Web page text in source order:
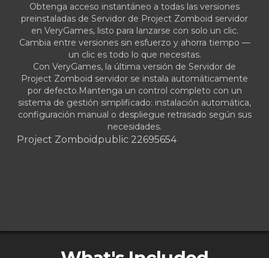
Obtenga acceso instantáneo a todas las versiones
preinstaladas de Servidor de Project Zomboid servidor
en VeryGames, listo para lanzarse con solo un clic.
Cambia entre versiones sin esfuerzo y ahorra tiempo —
un clic es todo lo que necesitas.
Con VeryGames, la última versión de Servidor de
Project Zomboid servidor se instala automáticamente
por defecto.Mantenga un control completo con un
sistema de gestión simplificado: instalación automática,
configuración manual o despliegue retrasado según sus
necesidades.
Project Zomboid public 22695654